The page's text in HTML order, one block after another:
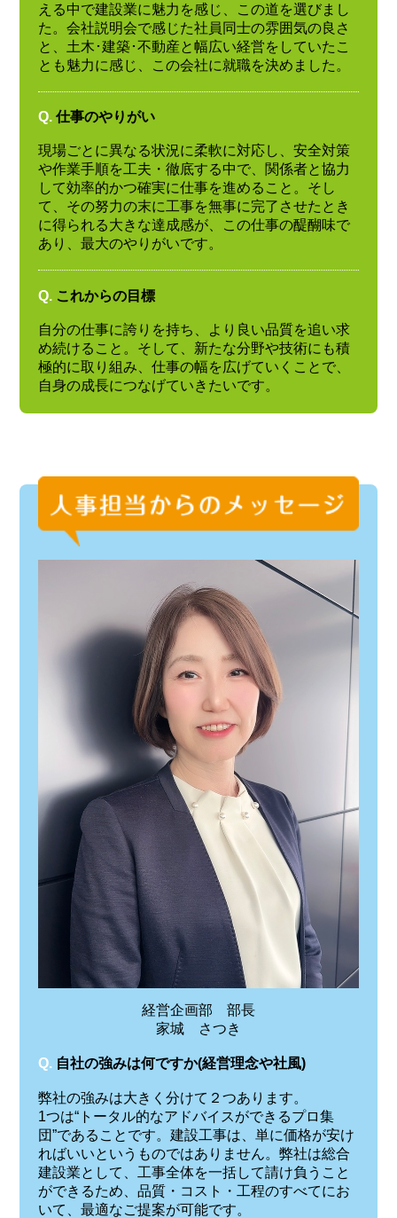
える中で建設業に魅力を感じ、この道を選びまし
た。会社説明会で感じた社員同士の雰囲気の良さ
と、土木･建築･不動産と幅広い経営をしていたこ
とも魅力に感じ、この会社に就職を決めました。
Q. 仕事のやりがい
現場ごとに異なる状況に柔軟に対応し、安全対策
や作業手順を工夫・徹底する中で、関係者と協力
して効率的かつ確実に仕事を進めること。そし
て、その努力の末に工事を無事に完了させたとき
に得られる大きな達成感が、この仕事の醍醐味で
あり、最大のやりがいです。
Q. これからの目標
自分の仕事に誇りを持ち、より良い品質を追い求
め続けること。そして、新たな分野や技術にも積
極的に取り組み、仕事の幅を広げていくことで、
自身の成長につなげていきたいです。
経営企画部 部長
家城 さつき
Q. 自社の強みは何ですか(経営理念や社風)
弊社の強みは大きく分けて２つあります。
1つは“トータル的なアドバイスができるプロ集
団”であることです。建設工事は、単に価格が安け
ればいいというものではありません。弊社は総合
建設業として、工事全体を一括して請け負うこと
ができるため、品質・コスト・工程のすべてにお
いて、最適なご提案が可能です。